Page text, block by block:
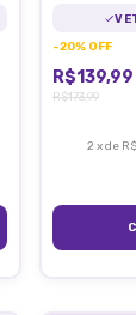
-20% OFF
R$139,99
R$173,99
2 xde